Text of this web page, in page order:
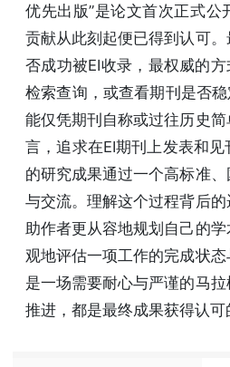
优先出版”是论文首次正式公
贡献从此刻起便已得到认可
否成功被EI收录，最权威的
检索查询，或查看期刊是否
能仅凭期刊自称或过往历史
言，追求在EI期刊上发表和
的研究成果通过一个高标准
与交流。理解这个过程背后
助作者更从容地规划自己的
观地评估一项工作的完成状
是一场需要耐心与严谨的马
推进，都是最终成果获得认可